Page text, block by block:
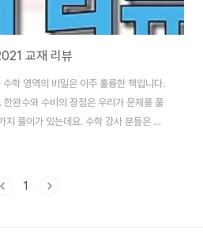
교재 리뷰
학 영역의 비밀은 아주 훌륭한 책입니다.
완수와 수비의 장점은 우리가 문제를 풀
지 풀이가 있는데요. 수학 강사 분들은 기
데, 아는 것과 가르치는 것은 다르잖아요.
직각이지"라고 말하는데 거기가 왜 직각
1